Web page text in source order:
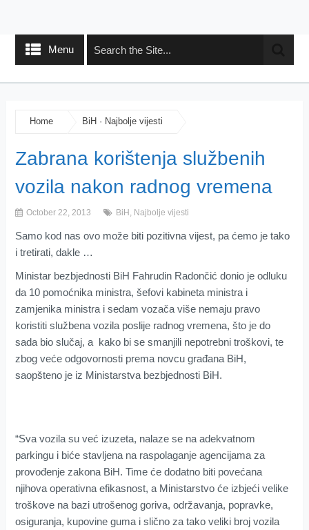
Menu
Home BiH · Najbolje vijesti
Zabrana korištenja službenih
vozila nakon radnog vremena
October 22, 2013 BiH, Najbolje vijesti
Samo kod nas ovo može biti pozitivna vijest, pa ćemo je tako
i tretirati, dakle …
Ministar bezbjednosti BiH Fahrudin Radončić donio je odluku
da 10 pomoćnika ministra, šefovi kabineta ministra i
zamjenika ministra i sedam vozača više nemaju pravo
koristiti službena vozila poslije radnog vremena, što je do
sada bio slučaj, a kako bi se smanjili nepotrebni troškovi, te
zbog veće odgovornosti prema novcu građana BiH,
saopšteno je iz Ministarstva bezbjednosti BiH.
“Sva vozila su već izuzeta, nalaze se na adekvatnom
parkingu i biće stavljena na raspolaganje agencijama za
provođenje zakona BiH. Time će dodatno biti povećana
njihova operativna efikasnost, a Ministarstvo će izbjeći velike
troškove na bazi utrošenog goriva, održavanja, popravke,
osiguranja, kupovine guma i slično za tako veliki broj vozila